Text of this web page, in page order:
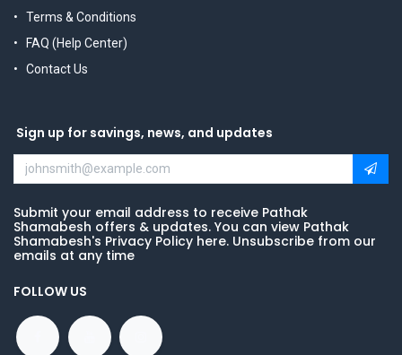
Terms & Conditions
FAQ (Help Center)
Contact Us
Sign up for savings, news, and updates
Submit your email address to receive Pathak
Shamabesh offers & updates. You can view Pathak
Shamabesh's Privacy Policy here. Unsubscribe from our
emails at any time
FOLLOW US